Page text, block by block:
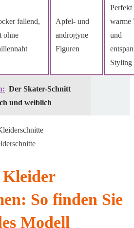
fallend,
ohne
Apfel- und
androgyne
Figuren
Perfekt
warme
und
Styling
Der Skater-Schnitt
und weiblich
So finden Sie
Modell